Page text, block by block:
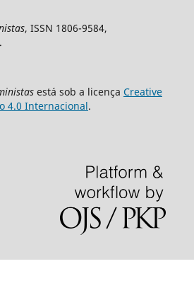
, ISSN 1806-9584,
está sob a licença Creative
4.0 Internacional.